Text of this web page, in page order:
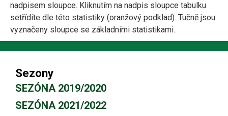
nadpisem sloupce. Kliknutím na nadpis sloupce tabulku
setřídíte dle této statistiky (oranžový podklad). Tučně jsou
vyznačeny sloupce se základními statistikami.
Sezony
SEZÓNA 2019/2020
SEZÓNA 2021/2022